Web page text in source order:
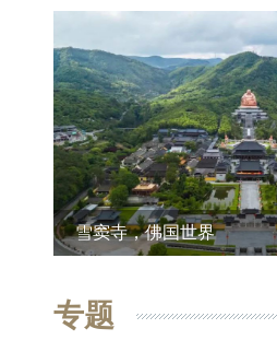
雪窦寺，佛国世界
专题